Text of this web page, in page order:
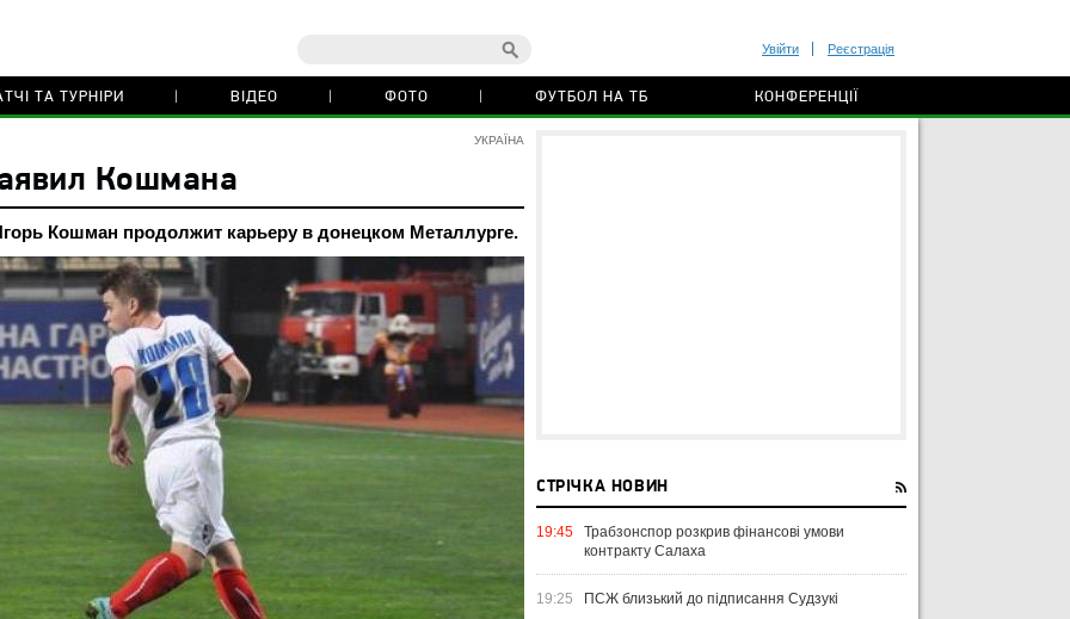
Увійти Реєстрація
ТА ТУРНІРИ ВІДЕО ФОТО ФУТБОЛ НА ТБ КОНФЕРЕНЦІЇ
УКРАЇНА
Кошмана
Кошман продолжит карьеру в донецком Металлурге.
СТРІЧКА НОВИН
19:45
Трабзонспор розкрив фінансові умови
контракту Салаха
19:25 ПСЖ близький до підписання Судзукі